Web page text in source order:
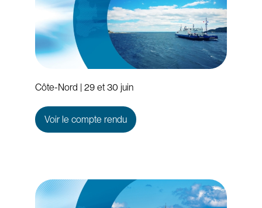
Côte-Nord | 29 et 30 juin
Voir le compte rendu